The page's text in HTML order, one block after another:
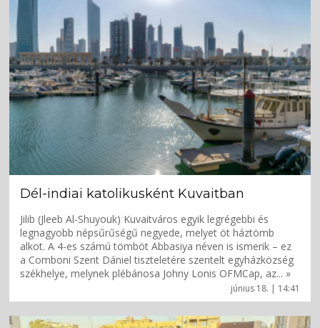
június 18. | 14:41
Dél-indiai katolikusként Kuvaitban
Jilib (Jleeb Al-Shuyouk) Kuvaitváros egyik legrégebbi és
legnagyobb népsűrűségű negyede, melyet öt háztömb
alkot. A 4-es számú tömböt Abbasiya néven is ismerik – ez
a Comboni Szent Dániel tiszteletére szentelt egyházközség
székhelye, melynek plébánosa Johny Lonis OFMCap, az... »